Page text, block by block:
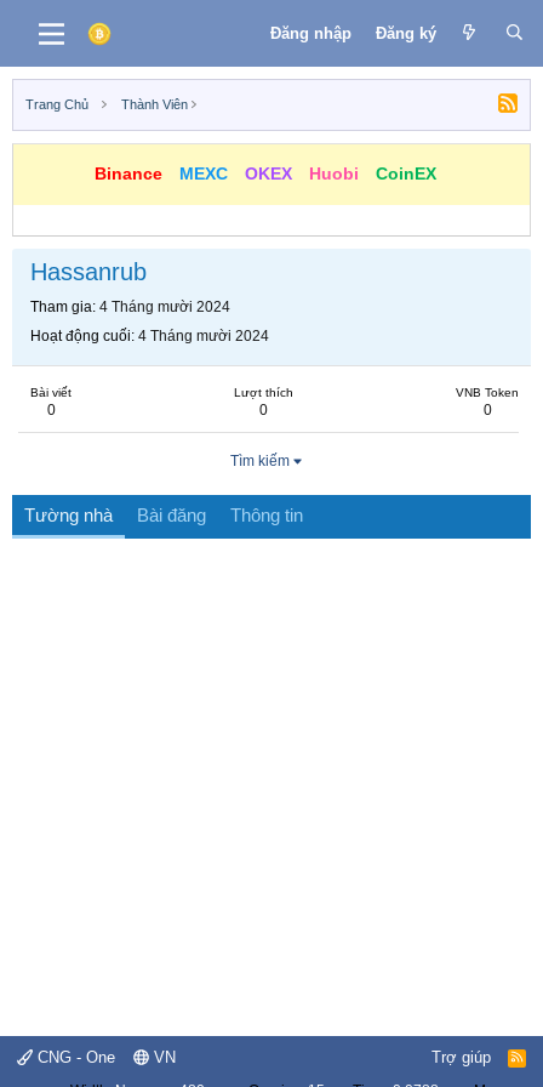
Đăng nhập Đăng ký
Trang Chủ Thành Viên
Binance MEXC OKEX Huobi CoinEX
Hassanrub
Tham gia 4 Tháng mười 2024
Hoạt động cuối 4 Tháng mười 2024
Bài viết
0
Lượt thích
0
VNB Token
0
Tìm kiếm
Tường nhà Bài đăng Thông tin
CNG - One VN Trợ giúp
R